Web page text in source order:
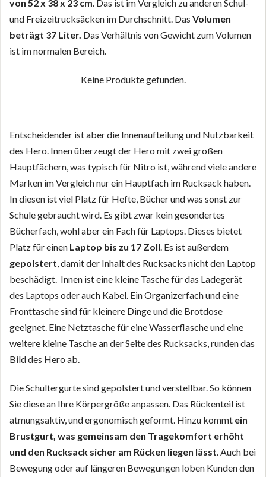
von 52 x 38 x 23 cm. Das ist im Vergleich zu anderen Schul-
und Freizeitrucksäcken im Durchschnitt. Das Volumen
beträgt 37 Liter. Das Verhältnis von Gewicht zum Volumen
ist im normalen Bereich.
Keine Produkte gefunden.
Entscheidender ist aber die Innenaufteilung und Nutzbarkeit
des Hero. Innen überzeugt der Hero mit zwei großen
Hauptfächern, was typisch für Nitro ist, während viele andere
Marken im Vergleich nur ein Hauptfach im Rucksack haben.
In diesen ist viel Platz für Hefte, Bücher und was sonst zur
Schule gebraucht wird. Es gibt zwar kein gesondertes
Bücherfach, wohl aber ein Fach für Laptops. Dieses bietet
Platz für einen Laptop bis zu 17 Zoll. Es ist außerdem
gepolstert, damit der Inhalt des Rucksacks nicht den Laptop
beschädigt. Innen ist eine kleine Tasche für das Ladegerät
des Laptops oder auch Kabel. Ein Organizerfach und eine
Fronttasche sind für kleinere Dinge und die Brotdose
geeignet. Eine Netztasche für eine Wasserflasche und eine
weitere kleine Tasche an der Seite des Rucksacks, runden das
Bild des Hero ab.
Die Schultergurte sind gepolstert und verstellbar. So können
Sie diese an Ihre Körpergröße anpassen. Das Rückenteil ist
atmungsaktiv, und ergonomisch geformt. Hinzu kommt ein
Brustgurt, was gemeinsam den Tragekomfort erhöht
und den Rucksack sicher am Rücken liegen lässt. Auch bei
Bewegung oder auf längeren Bewegungen loben Kunden den